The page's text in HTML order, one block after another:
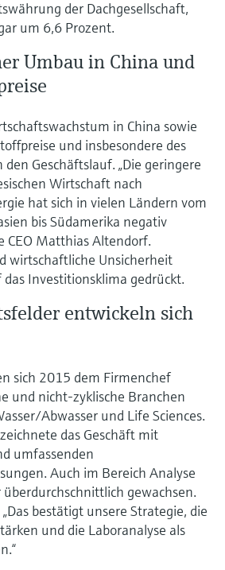
finden
Eisen,der Dachgesellschaft,
um 6,6 Prozent.
Umbau in China und
in China sowie
und insbesondere des
den Geschäftslauf. „Die geringere
Wirtschaft nach
hat sich in vielen Ländern vom
bis Südamerika negativ
CEO Matthias Altendorf.
wirtschaftliche Unsicherheit
Investitionsklima gedrückt.
entwickeln sich
sich 2015 dem Firmenchef
und nicht-zyklische Branchen
Abwasser und Life Sciences.
das Geschäft mit
umfassenden
Auch im Bereich Analyse
überdurchschnittlich gewachsen.
bestätigt unsere Strategie, die
und die Laboranalyse als